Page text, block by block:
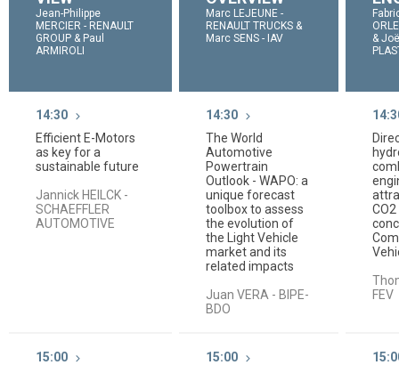
Jean-Philippe
MERCIER - RENAULT
GROUP & Paul
ARMIROLI
Marc LEJEUNE -
RENAULT TRUCKS &
Marc SENS - IAV
&
14:30
Efficient E-Motors
as key for a
sustainable future
Jannick HEILCK -
SCHAEFFLER
AUTOMOTIVE
14:30
The World
Automotive
Powertrain
Outlook - WAPO: a
unique forecast
toolbox to assess
the evolution of
the Light Vehicle
market and its
related impacts
Juan VERA - BIPE-
BDO
FEV
15:00
15:00